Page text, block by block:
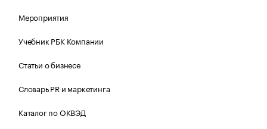
Мероприятия
Учебник РБК Компании
Статьи о бизнесе
Словарь PR и маркетинга
Каталог по ОКВЭД